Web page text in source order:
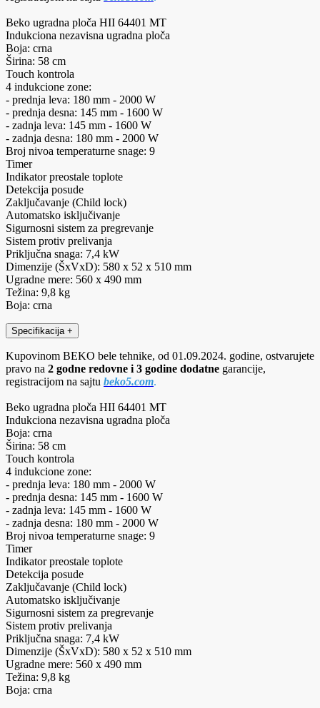
Beko ugradna ploča HII 64401 MT
Indukciona nezavisna ugradna ploča
Boja: crna
Širina: 58 cm
Touch kontrola
4 indukcione zone:
- prednja leva: 180 mm - 2000 W
- prednja desna: 145 mm - 1600 W
- zadnja leva: 145 mm - 1600 W
- zadnja desna: 180 mm - 2000 W
Broj nivoa temperaturne snage: 9
Timer
Indikator preostale toplote
Detekcija posude
Zaključavanje (Child lock)
Automatsko isključivanje
Sigurnosni sistem za pregrevanje
Sistem protiv prelivanja
Priključna snaga: 7,4 kW
Dimenzije (ŠxVxD): 580 x 52 x 510 mm
Ugradne mere: 560 x 490 mm
Težina: 9,8 kg
Boja: crna
Specifikacija +
Kupovinom BEKO bele tehnike, od 01.09.2024. godine, ostvarujete
pravo na 2 godne redovne i 3 godine dodatne garancije,
registracijom na sajtu beko5.com.
Beko ugradna ploča HII 64401 MT
Indukciona nezavisna ugradna ploča
Boja: crna
Širina: 58 cm
Touch kontrola
4 indukcione zone:
- prednja leva: 180 mm - 2000 W
- prednja desna: 145 mm - 1600 W
- zadnja leva: 145 mm - 1600 W
- zadnja desna: 180 mm - 2000 W
Broj nivoa temperaturne snage: 9
Timer
Indikator preostale toplote
Detekcija posude
Zaključavanje (Child lock)
Automatsko isključivanje
Sigurnosni sistem za pregrevanje
Sistem protiv prelivanja
Priključna snaga: 7,4 kW
Dimenzije (ŠxVxD): 580 x 52 x 510 mm
Ugradne mere: 560 x 490 mm
Težina: 9,8 kg
Boja: crna